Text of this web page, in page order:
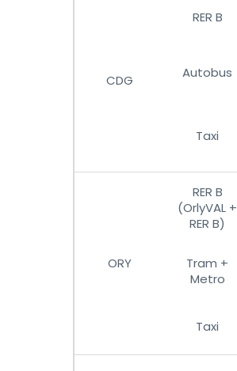
CDG
RER B
Autobus
Taxi
ORY
RER B
(OrlyVAL +
RER B)
Tram +
Metro
Taxi